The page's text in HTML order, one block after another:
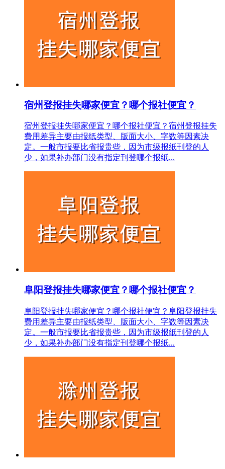
宿州登报挂失哪家便宜？哪个报社便宜？
宿州登报挂失哪家便宜？哪个报社便宜？宿州登报挂失
费用差异主要由报纸类型、版面大小、字数等因素决
定。一般市报要比省报贵些，因为市级报纸刊登的人
少，如果补办部门没有指定刊登哪个报纸...
阜阳登报挂失哪家便宜？哪个报社便宜？
阜阳登报挂失哪家便宜？哪个报社便宜？阜阳登报挂失
费用差异主要由报纸类型、版面大小、字数等因素决
定。一般市报要比省报贵些，因为市级报纸刊登的人
少，如果补办部门没有指定刊登哪个报纸...